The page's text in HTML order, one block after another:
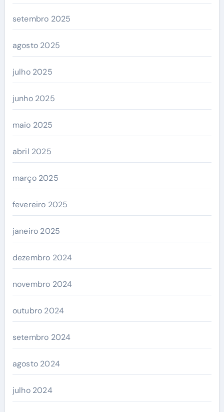
setembro 2025
agosto 2025
julho 2025
junho 2025
maio 2025
abril 2025
março 2025
fevereiro 2025
janeiro 2025
dezembro 2024
novembro 2024
outubro 2024
setembro 2024
agosto 2024
julho 2024